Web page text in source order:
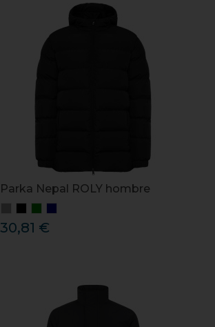
Parka Nepal ROLY hombre
30,81 €